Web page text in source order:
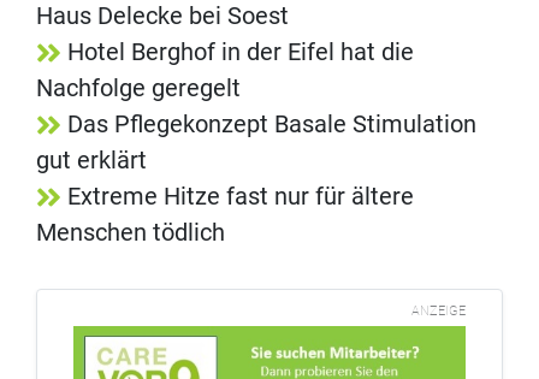
Haus Delecke bei Soest
Hotel Berghof in der Eifel hat die
Nachfolge geregelt
Das Pflegekonzept Basale Stimulation
gut erklärt
Extreme Hitze fast nur für ältere
Menschen tödlich
ANZEIGE